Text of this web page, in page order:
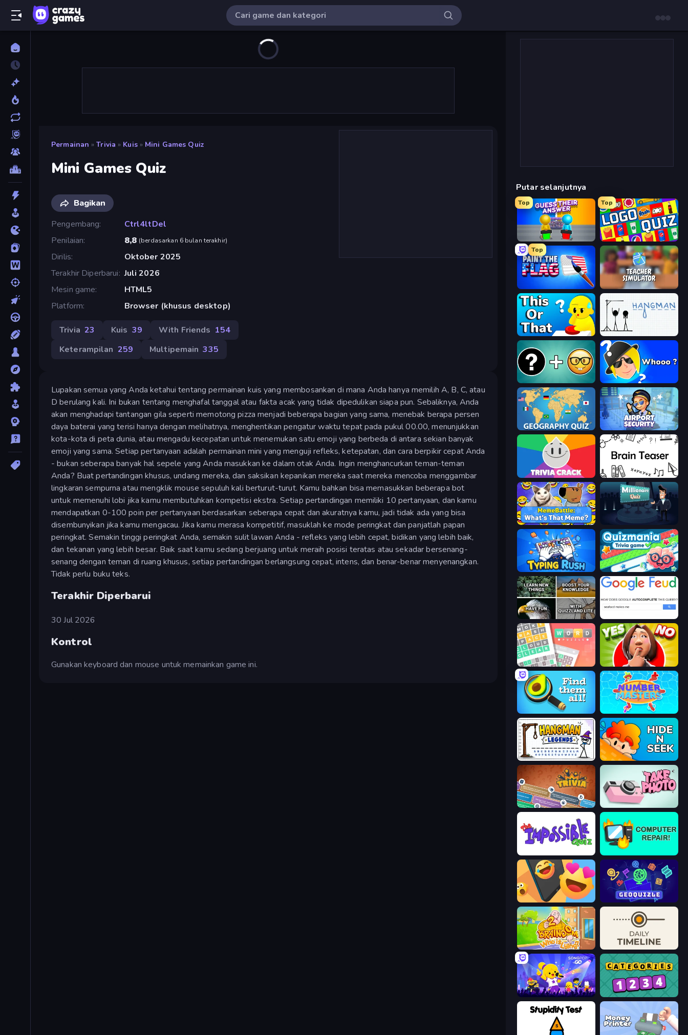
Permainan » Trivia » Kuis » Mini Games Quiz
Mini Games Quiz
Bagikan
Pengembang
Ctrl4ltDel
Penilaian
8,8 (berdasarkan 6 bulan terakhir)
Dirilis
Oktober 2025
Terakhir Diperbarui Juli 2026
Mesin game
HTML5
Platform
Browser (khusus desktop)
Trivia 23 Kuis 39 With Friends 154
Keterampilan 259 Multipemain 335
Lupakan semua yang Anda ketahui tentang permainan kuis yang membosankan di mana Anda hanya memilih A, B, C, atau
D berulang kali. Ini bukan tentang menghafal tanggal atau fakta acak yang tidak dipedulikan siapa pun. Sebaliknya, Anda
akan menghadapi tantangan gila seperti memotong pizza menjadi beberapa bagian yang sama, menebak berapa persen
daya baterai yang terisi hanya dengan melihatnya, menghentikan pengatur waktu tepat pada pukul 00.00, menunjukkan
kota-kota di peta dunia, atau mengadu kecepatan untuk menemukan satu emoji yang berbeda di antara sekian banyak
emoji yang sama. Setiap pertanyaan adalah permainan mini yang menguji refleks, ketepatan, dan cara berpikir cepat Anda
- bukan seberapa banyak hal sepele yang Anda masukkan ke dalam otak Anda. Ingin menghancurkan teman-teman
Anda? Buat pertandingan khusus, undang mereka, dan saksikan kepanikan mereka saat mereka mencoba menggambar
lingkaran sempurna atau mengklik mouse sepuluh kali berturut-turut. Kamu bahkan bisa memasukkan beberapa bot
untuk memenuhi lobi jika kamu membutuhkan kompetisi ekstra. Setiap pertandingan memiliki 10 pertanyaan, dan kamu
mendapatkan 0-100 poin per pertanyaan berdasarkan seberapa cepat dan akuratnya kamu, jadi tidak ada yang bisa
disembunyikan jika kamu mengacau. Jika kamu merasa kompetitif, masuklah ke mode peringkat dan panjatlah papan
peringkat. Semakin tinggi peringkat Anda, semakin sulit lawan Anda - refleks yang lebih cepat, bidikan yang lebih baik,
dan tekanan yang lebih besar. Baik saat kamu sedang berjuang untuk meraih posisi teratas atau sekadar bersenang-
senang dengan teman di ruang khusus, setiap pertandingan berlangsung cepat, intens, dan benar-benar menyenangkan.
Tidak perlu buku teks.
Terakhir Diperbarui
30 Jul 2026
Kontrol
Gunakan keyboard dan mouse untuk memainkan game ini.
Putar selanjutnya
Top
Guess Their Answer
Top
Logo Quiz: Game World Trivia
Top
Paint the Flag Teacher Simulator
ToT or Trivia Hangman
Whooo?
Geography Quiz: Flags and Capitals Airport Security
Trivia Crack Brain Teaser
MemeBattle: What's That Meme? Millionaire Quiz
Typing Rush Quizmania: Trivia Game
QuizzLand Trivia
Wordler Yes or No Challenge
Find Them All! Number Masters
Hangman Legends Hide N Seek
Trivia Take Photo
Reply Run GeoQuizle
Braindom 2: Who is Lying? Daily Timeline
SongPop GO Categories